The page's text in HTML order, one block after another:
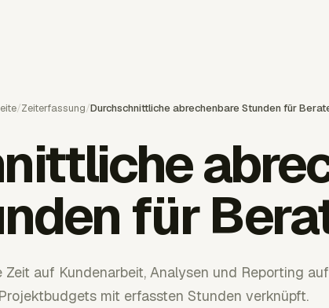
/Zeiterfassung/Durchschnittliche abrechenbare Stunden für
für
auf Kundenarbeit, Analysen und Reporting
Projektbudgets mit erfassten Stunden verknüpft.